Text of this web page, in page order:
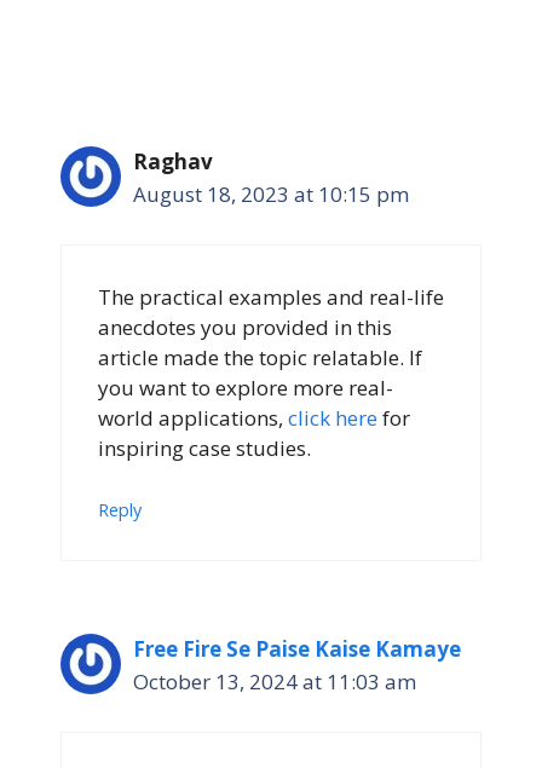
Raghav
August 18, 2023 at 10:15 pm
The practical examples and real-life
anecdotes you provided in this
article made the topic relatable. If
you want to explore more real-
world applications, click herefor
inspiring case studies.
Reply
Free Fire Se Paise Kaise Kamaye
October 13, 2024 at 11:03 am